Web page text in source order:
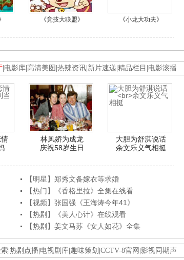
《竞技大联盟》 《小龙大功夫》
电影库 高清美图 热辣资讯 新片速递 精品栏目 电影滚播
林凤娇为成龙
庆祝58岁生日
大胆为舒淇说话
余文乐义气相挺
【明星】郑秀文备嫁衣等求婚
【热门】《香格里拉》全集在线看
【视频】张国强《王海涛今年41》
【热剧】《美人心计》在线观看
【热剧】姜文马苏《女人如花》全集
热剧点播 电视剧库 趣味策划 CCTV-8官网 影视同期声